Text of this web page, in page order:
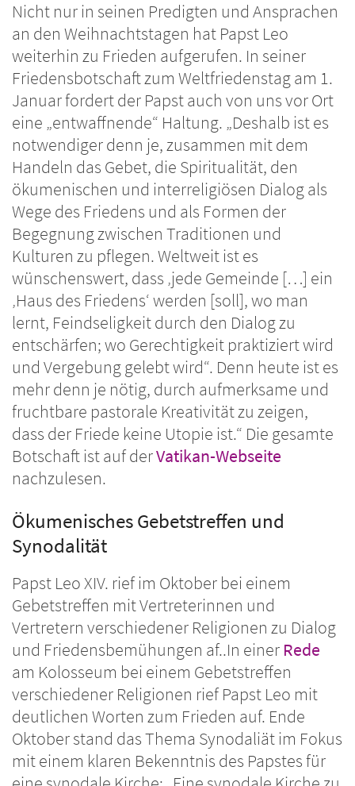
Nicht nur in seinen Predigten und Ansprachen
an den Weihnachtstagen hat Papst Leo
weiterhin zu Frieden aufgerufen. In seiner
Friedensbotschaft zum Weltfriedenstag am 1.
Januar fordert der Papst auch von uns vor Ort
eine „entwaffnende“ Haltung. „Deshalb ist es
notwendiger denn je, zusammen mit dem
Handeln das Gebet, die Spiritualität, den
ökumenischen und interreligiösen Dialog als
Wege des Friedens und als Formen der
Begegnung zwischen Traditionen und
Kulturen zu pflegen. Weltweit ist es
wünschenswert, dass ‚jede Gemeinde […] ein
‚Haus des Friedens‘ werden [soll], wo man
lernt, Feindseligkeit durch den Dialog zu
entschärfen; wo Gerechtigkeit praktiziert wird
und Vergebung gelebt wird“. Denn heute ist es
mehr denn je nötig, durch aufmerksame und
fruchtbare pastorale Kreativität zu zeigen,
dass der Friede keine Utopie ist.“ Die gesamte
Botschaft ist auf derVatikan-Webseite
nachzulesen.
Ökumenisches Gebetstreffen und
Synodalität
Papst Leo XIV. rief im Oktober bei einem
Gebetstreffen mit Vertreterinnen und
Vertretern verschiedener Religionen zu Dialog
und Friedensbemühungen af..In einer Rede
am Kolosseum bei einem Gebetstreffen
verschiedener Religionen rief Papst Leo mit
deutlichen Worten zum Frieden auf. Ende
Oktober stand das Thema Synodaliät im Fokus
mit einem klaren Bekenntnis des Papstes für